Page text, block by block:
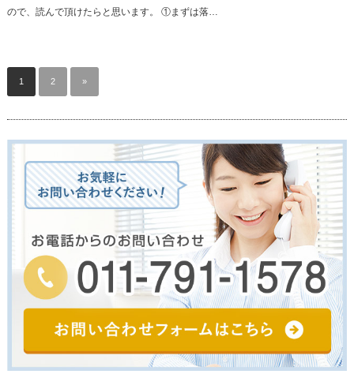
ので、読んで頂けたらと思います。 ①まずは落…
1 2 »